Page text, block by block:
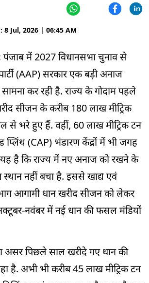
8 Jul, 2026 | 06:45 AM
पंजाब में 2027 विधानसभा चुनाव से
(AAP) सरकार एक बड़ी अनाज
कर रही है. राज्य के गोदाम पहले
सीजन के करीब 180 लाख मीट्रिक
से भरे हुए हैं. वहीं, 60 लाख मीट्रिक टन
प्लिंथ (CAP) भंडारण केंद्रों में भी जगह
यह है कि राज्य में नए अनाज को रखने के
स्थान नहीं बचा है. इससे खाद्य एवं
आगामी धान खरीद सीजन को लेकर
नवंबर में नई धान की फसल मंडियों
असर पिछले साल खरीदे गए धान की
है. अभी भी करीब 45 लाख मीट्रिक टन